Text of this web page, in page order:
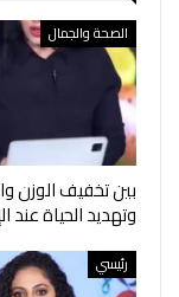
الصحة والجمال
بين تخفيف الوزن
وتهديد الحياة عند
رئيسي